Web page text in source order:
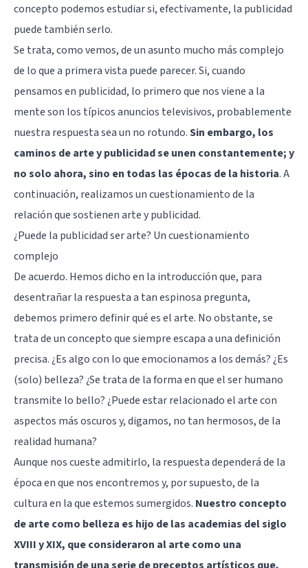
concepto podemos estudiar si, efectivamente, la publicidad
puede también serlo.
Se trata, como vemos, de un asunto mucho más complejo
de lo que a primera vista puede parecer. Si, cuando
pensamos en publicidad, lo primero que nos viene a la
mente son los típicos anuncios televisivos, probablemente
nuestra respuesta sea un no rotundo.Sin embargo, los
caminos de arte y publicidad se unen constantemente; y
no solo ahora, sino en todas las épocas de la historia. A
continuación, realizamos un cuestionamiento de la
relación que sostienen arte y publicidad.
¿Puede la publicidad ser arte? Un cuestionamiento
complejo
De acuerdo. Hemos dicho en la introducción que, para
desentrañar la respuesta a tan espinosa pregunta,
debemos primero definir qué es el arte. No obstante, se
trata de un concepto que siempre escapa a una definición
precisa. ¿Es algo con lo que emocionamos a los demás? ¿Es
(solo) belleza? ¿Se trata de la forma en que el ser humano
transmite lo bello? ¿Puede estar relacionado el arte con
aspectos más oscuros y, digamos, no tan hermosos, de la
realidad humana?
Aunque nos cueste admitirlo, la respuesta dependerá de la
época en que nos encontremos y, por supuesto, de la
cultura en la que estemos sumergidos. Nuestro concepto
de arte como belleza es hijo de las academias del siglo
XVIII y XIX, que consideraron al arte como una